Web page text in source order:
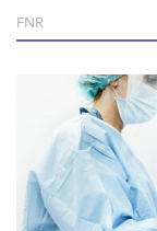
FNR